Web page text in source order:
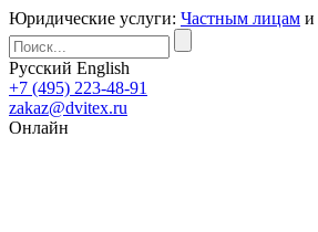
Юридические услуги: Частным лицам и
Русский English
+7 (495) 223-48-91
zakaz@dvitex.ru
Онлайн